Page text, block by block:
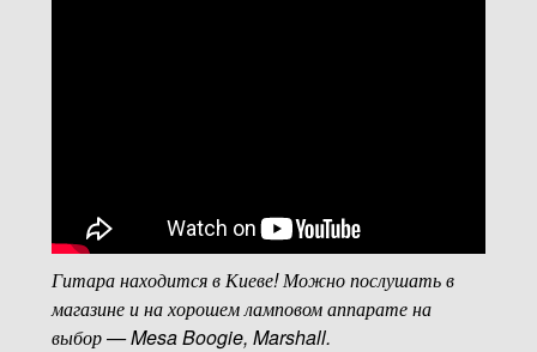
Гитара находится в Киеве! Можно послушать в
магазине и на хорошем ламповом аппарате на
выбор — Mesa Boogie, Marshall.